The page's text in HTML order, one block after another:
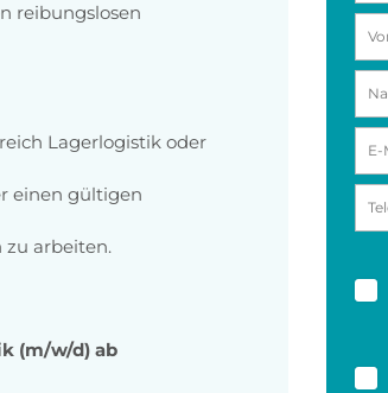
reibungslosen
Lagerlogistik oder
einen gültigen
zu arbeiten.
(m/w/d) ab